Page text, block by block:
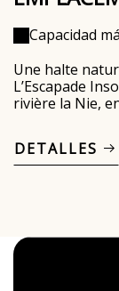
Capacidad
Une halte
L’Escapade
rivière la Nie,
DETALLES